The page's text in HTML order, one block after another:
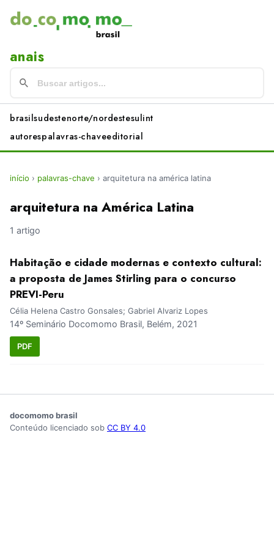
anais
brasilsudestenorte/nordestesulint
autorespalavras-chaveeditorial
início › palavras-chave › arquitetura na américa latina
arquitetura na América Latina
1 artigo
Habitação e cidade modernas e contexto cultural:
a proposta de James Stirling para o concurso
PREVI-Peru
Célia Helena Castro Gonsales; Gabriel Alvariz Lopes
14º Seminário Docomomo Brasil, Belém, 2021
PDF
docomomo brasil
Conteúdo licenciado sob CC BY 4.0